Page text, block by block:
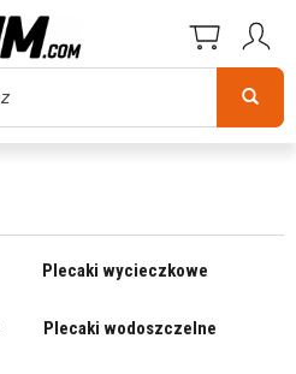
Plecaki wycieczkowe
Plecaki wodoszczelne